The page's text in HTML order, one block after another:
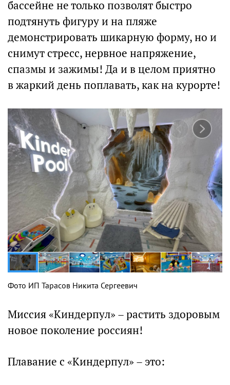
бассейне не только позволят быстро
подтянуть фигуру и на пляже
демонстрировать шикарную форму, но и
снимут стресс, нервное напряжение,
спазмы и зажимы! Да и в целом приятно
в жаркий день поплавать, как на курорте!
Фото ИП Тарасов Никита Сергеевич
Миссия «Киндерпул» – растить здоровым
новое поколение россиян!
Плавание с «Киндерпул» – это: